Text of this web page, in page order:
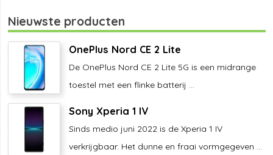
Nieuwste producten
OnePlus Nord CE 2 Lite
De OnePlus Nord CE 2 Lite 5G is een midrange
toestel met een flinke batterij ...
Sony Xperia 1 IV
Sinds medio juni 2022 is de Xperia 1 IV
verkrijgbaar. Het dunne en fraai vormgegeven ...